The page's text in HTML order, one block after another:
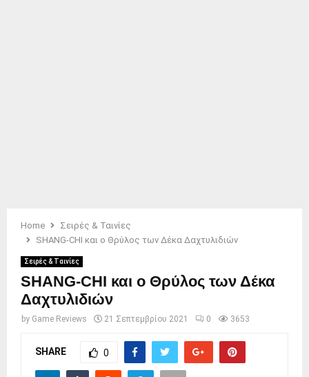
Home
Σειρές & Ταινίες
SHANG-CHI και ο Θρύλος των Δέκα Δαχτυλιδιών
Σειρές & Ταινίες
SHANG-CHI και ο Θρύλος των Δέκα
Δαχτυλιδιών
by Game Reviews 21 Σεπτεμβρίου 2021 0 3653
SHARE 0